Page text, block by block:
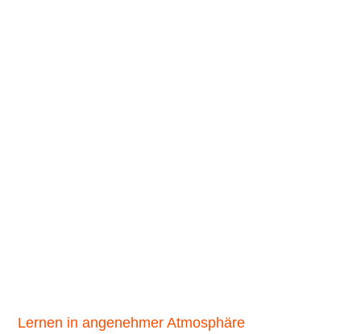
Lernen in angenehmer Atmosphäre